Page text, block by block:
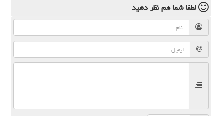
لطفا شما همنظر دهید